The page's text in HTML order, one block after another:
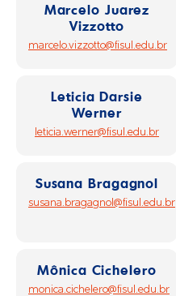
Marcelo Juarez
Vizzotto
marcelo.vizzotto@fisul.edu.br
Leticia Darsie
Werner
leticia.werner@fisul.edu.br
Susana Bragagnol
susana.bragagnol@fisul.edu.br
Mônica Cichelero
monica.cichelero@fisul.edu.br